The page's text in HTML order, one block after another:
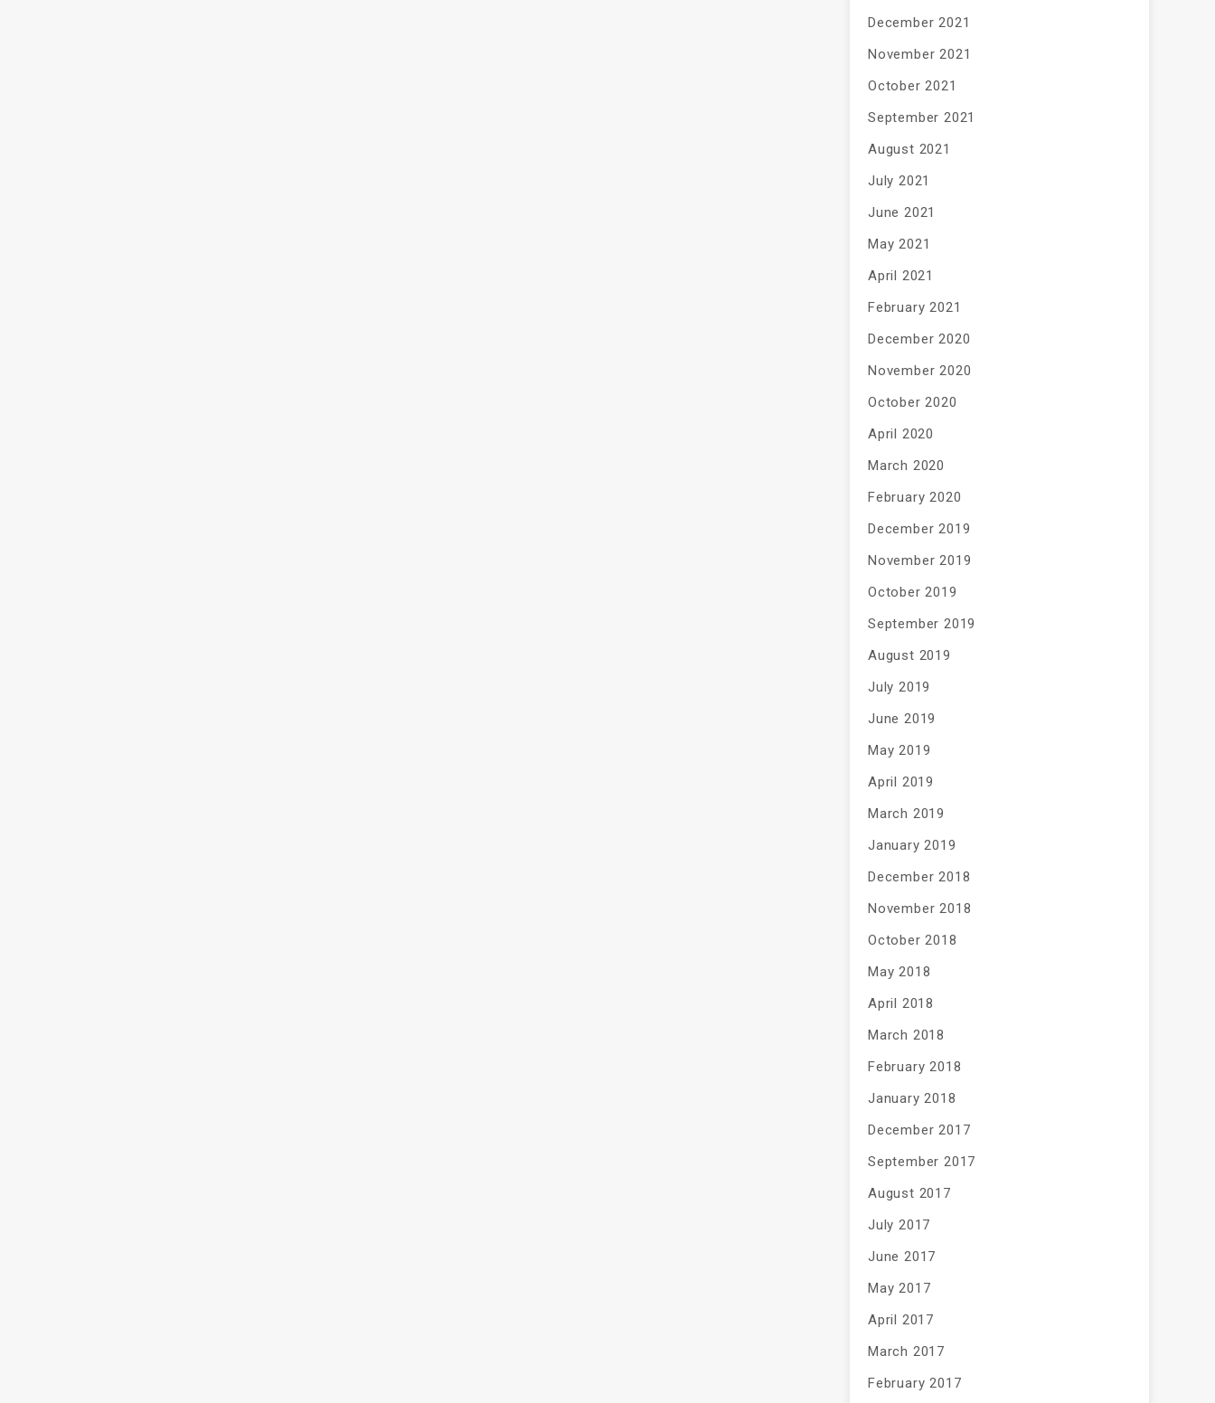
December 2021
November 2021
October 2021
September 2021
August 2021
July 2021
June 2021
May 2021
April 2021
February 2021
December 2020
November 2020
October 2020
April 2020
March 2020
February 2020
December 2019
November 2019
October 2019
September 2019
August 2019
July 2019
June 2019
May 2019
April 2019
March 2019
January 2019
December 2018
November 2018
October 2018
May 2018
April 2018
March 2018
February 2018
January 2018
December 2017
September 2017
August 2017
July 2017
June 2017
May 2017
April 2017
March 2017
February 2017